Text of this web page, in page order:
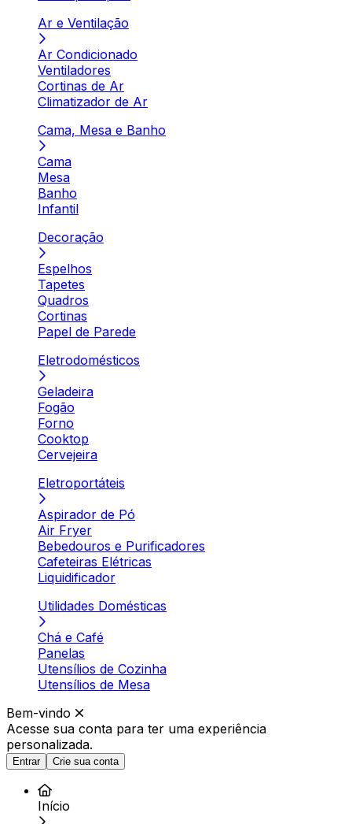
Ar e Ventilação
Ar Condicionado
Ventiladores
Cortinas de Ar
Climatizador de Ar
Cama, Mesa e Banho
Cama
Mesa
Banho
Infantil
Decoração
Espelhos
Tapetes
Quadros
Cortinas
Papel de Parede
Eletrodomésticos
Geladeira
Fogão
Forno
Cooktop
Cervejeira
Eletroportáteis
Aspirador de Pó
Air Fryer
Bebedouros e Purificadores
Cafeteiras Elétricas
Liquidificador
Utilidades Domésticas
Chá e Café
Panelas
Utensílios de Cozinha
Utensílios de Mesa
Bem-vindo
Acesse sua conta para ter uma experiência
personalizada.
Entrar Crie sua conta
Início